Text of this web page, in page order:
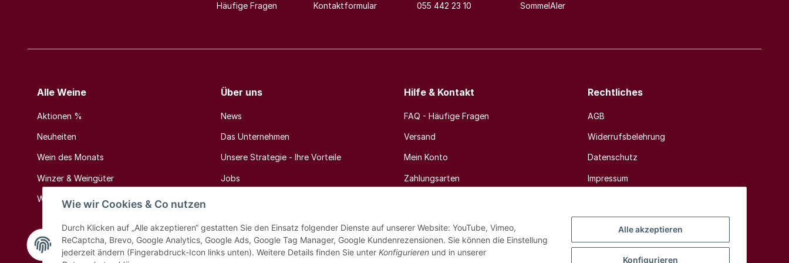
Alle akzeptieren
Konfigurieren
Wie wir Cookies & Co nutzen
Durch Klicken auf „Alle akzeptieren“ gestatten Sie den Einsatz folgender Dienste auf unserer Website: YouTube, Vimeo,
ReCaptcha, Brevo, Google Analytics, Google Ads, Google Tag Manager, Google Kundenrezensionen. Sie können die Einstellung
jederzeit ändern (Fingerabdruck-Icon links unten). Weitere Details finden Sie unter Konfigurieren und in unserer
Häufige Fragen Kontaktformular 055 442 23 10 SommelAIer
Alle Weine
Aktionen %
Neuheiten
Wein des Monats
Winzer & Weingüter
Weinländer & Weinregionen
Über uns
News
Das Unternehmen
Unsere Strategie - Ihre Vorteile
Jobs
Hilfe & Kontakt
FAQ - Häufige Fragen
Versand
Mein Konto
Zahlungsarten
Rechtliches
AGB
Widerrufsbelehrung
Datenschutz
Impressum